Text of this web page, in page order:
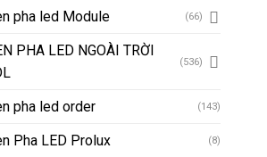
pha led Module (66)
PHA LED NGOÀI TRỜI
(536)
pha led order (143)
Pha LED Prolux (8)